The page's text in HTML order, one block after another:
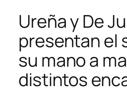
Ureña y De
presentan el
su mano a
distintos